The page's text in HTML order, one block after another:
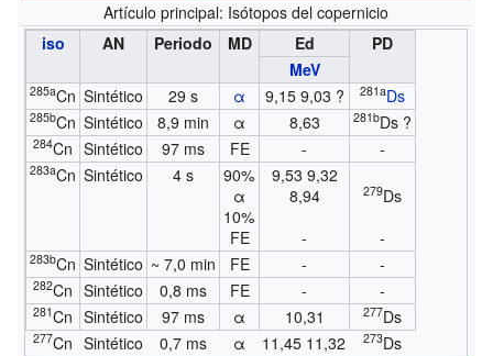
Artículo principal: Isótopos del copernicio
iso
AN Periodo MD Ed
PD
MeV
285aCn Sintético 29 s α 9,15 9,03 ? 281aDs
285bCn Sintético 8,9 min α 8,63 281bDs ?
284Cn Sintético 97 ms FE - -
283aCn Sintético 4 s
90%
α
10%
FE
9,53 9,32
8,94
-
279Ds
-
283bCn Sintético ~ 7,0 min FE - -
282Cn Sintético 0,8 ms FE - -
281Cn Sintético 97 ms α 10,31 277Ds
277Cn Sintético 0,7 ms α 11,45 11,32 273Ds